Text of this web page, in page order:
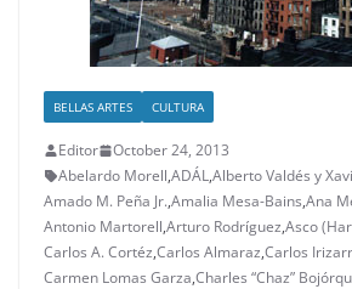
BELLAS ARTES CULTURA
Editor
October 24, 2013
Abelardo Morell,ADÁL,Alberto Valdés y
Amado M. Peña Jr.,Amalia Mesa-Bains,Ana
Antonio Martorell,Arturo Rodríguez,Asco
Carlos A. Cortéz,Carlos Almaraz,Carlos
Carmen Lomas Garza,Charles “Chaz”